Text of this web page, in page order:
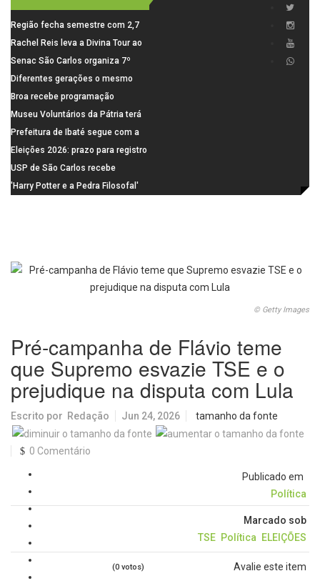
Região fecha semestre com 2,7
mil novosempregos e retoma
saldo positivo em junho
Rachel Reis leva a Divina Tour ao
interior de São Paulo com shows
inéditos em São Carlos e Jundiaí
Senac São Carlos organiza 7º
Fórum Internacional Senac de
Educadores com debates sobre
pensamento crítico, leitura e
diversidade
Diferentes gerações o mesmo
amor: pais do Saae contam como
a paternidade transformou suas
histórias
Broa recebe programação
esportiva com corrida, vela e
demonstração de paramotor
Museu Voluntários da Pátria terá
horário especial nesta segunda-
feira (10)
Prefeitura de Ibaté segue com a
Campanha do Agasalho segue
durante o mês de agosto
Eleições 2026: prazo para registro
de candidaturas acaba em 15 de
agosto
USP de São Carlos recebe
visitantes para apresentar cursos
'Harry Potter e a Pedra Filosofal'
© Getty Images
Pré-campanha de Flávio teme
que Supremo esvazie TSE e o
prejudique na disputa com Lula
Escrito por Redação Jun 24, 2026 tamanho da fonte
0 Comentário
Publicado em
Política
Marcado sob
TSE Política ELEIÇÕES
Avalie este item
(0 votos)